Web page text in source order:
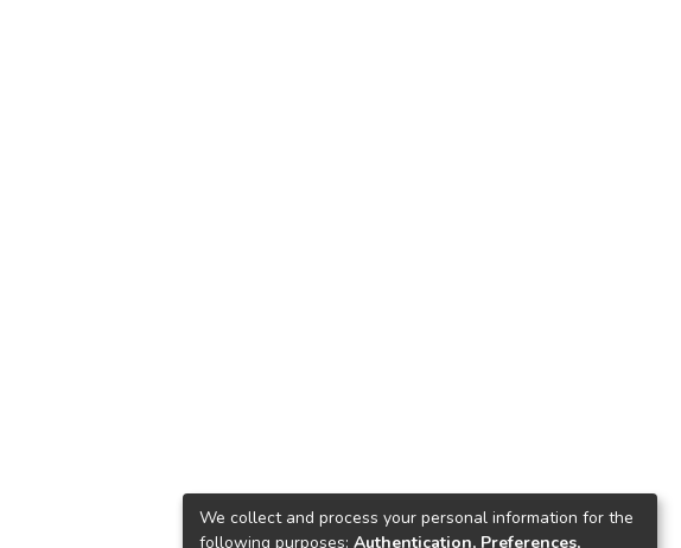
We collect and process your personal information for the
following purposes: Authentication, Preferences,